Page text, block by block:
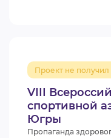
VIII
спортивной
Югры
Проект не
Пропаганда